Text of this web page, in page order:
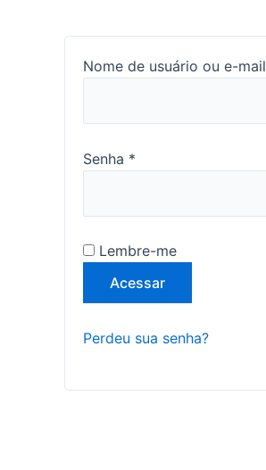
Nome de usuário ou e-mail
Senha *
Lembre-me
Acessar
Perdeu sua senha?